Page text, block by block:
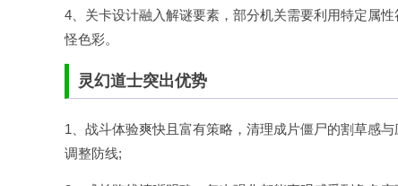
4、关卡设计融入解谜要素，部分机关需要利用特定属
怪色彩。
灵幻道士突出优势
1、战斗体验爽快且富有策略，清理成片僵尸的割草感
调整防线;